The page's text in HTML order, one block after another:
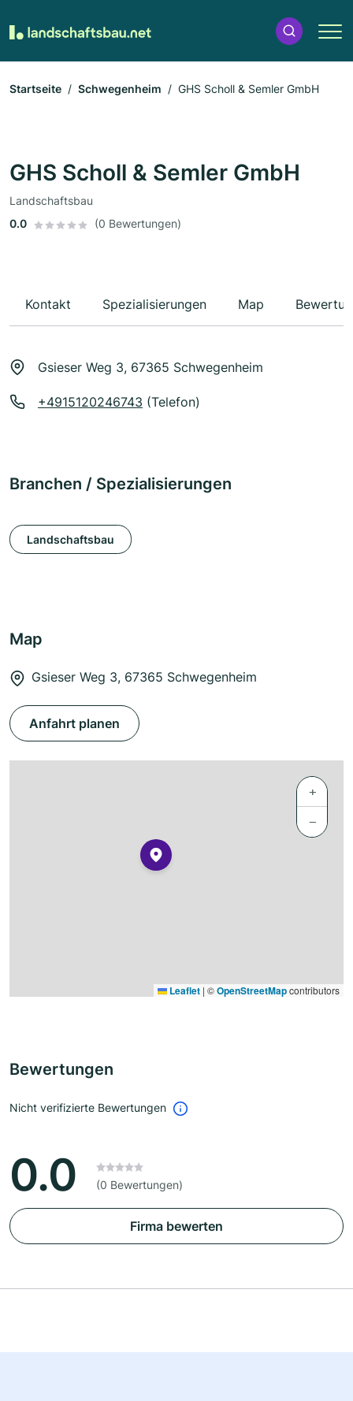
Startseite Schwegenheim GHS Scholl & Semler GmbH
GHS Scholl & Semler GmbH
Landschaftsbau
0.0
(0 Bewertungen)
Kontakt Spezialisierungen Map
Gsieser Weg 3, 67365 Schwegenheim
+4915120246743 (Telefon)
Branchen / Spezialisierungen
Landschaftsbau
Map
Gsieser Weg 3, 67365 Schwegenheim
Anfahrt planen
+
−
Leaflet | ©OpenStreetMapcontributors
Bewertungen
Nicht verifizierte Bewertungen
0.0 (0 Bewertungen)
Firma bewerten